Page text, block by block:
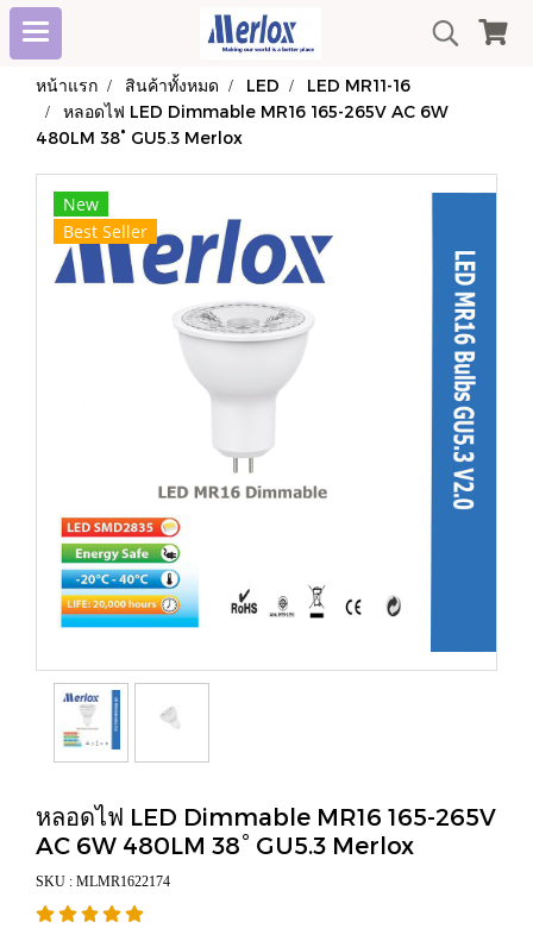
หน้าแรก สินค้าทั้งหมด LED
LED MR11-16
หลอดไฟ LED Dimmable MR16 165-265V AC 6W
480LM 38° GU5.3 Merlox
New
Best Seller
หลอดไฟ LED Dimmable MR16 165-265V
AC 6W 480LM 38° GU5.3 Merlox
SKU : MLMR1622174